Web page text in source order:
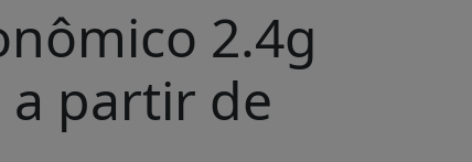
2.4g
partir de